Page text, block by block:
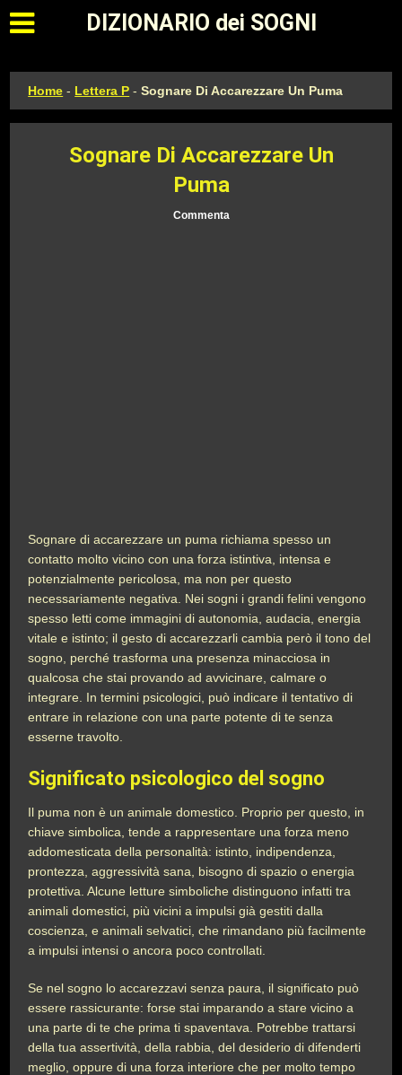
Apri il menu principale
DIZIONARIO dei SOGNI
Home - Lettera P -Sognare Di Accarezzare Un Puma
Sognare Di Accarezzare Un
Puma
Commenta
Sognare di accarezzare un puma richiama spesso un
contatto molto vicino con una forza istintiva, intensa e
potenzialmente pericolosa, ma non per questo
necessariamente negativa. Nei sogni i grandi felini vengono
spesso letti come immagini di autonomia, audacia, energia
vitale e istinto; il gesto di accarezzarli cambia però il tono del
sogno, perché trasforma una presenza minacciosa in
qualcosa che stai provando ad avvicinare, calmare o
integrare. In termini psicologici, può indicare il tentativo di
entrare in relazione con una parte potente di te senza
esserne travolto.
Significato psicologico del sogno
Il puma non è un animale domestico. Proprio per questo, in
chiave simbolica, tende a rappresentare una forza meno
addomesticata della personalità: istinto, indipendenza,
prontezza, aggressività sana, bisogno di spazio o energia
protettiva. Alcune letture simboliche distinguono infatti tra
animali domestici, più vicini a impulsi già gestiti dalla
coscienza, e animali selvatici, che rimandano più facilmente
a impulsi intensi o ancora poco controllati.
Se nel sogno lo accarezzavi senza paura, il significato può
essere rassicurante: forse stai imparando a stare vicino a
una parte di te che prima ti spaventava. Potrebbe trattarsi
della tua assertività, della rabbia, del desiderio di difenderti
meglio, oppure di una forza interiore che per molto tempo